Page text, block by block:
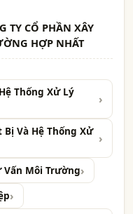
TY CỔ PHẦN XÂY
HỢP NHẤT
Thống Xử Lý
Và Hệ Thống Xử
Vấn Môi Trường